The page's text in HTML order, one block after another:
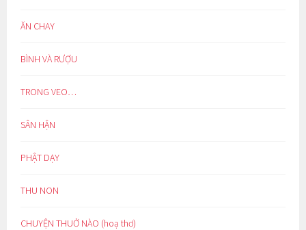
ĂN CHAY
BÌNH VÀ RƯỢU
TRONG VEO…
SÂN HẬN
PHẬT DẠY
THU NON
CHUYỆN THUỞ NÀO (hoạ thơ)